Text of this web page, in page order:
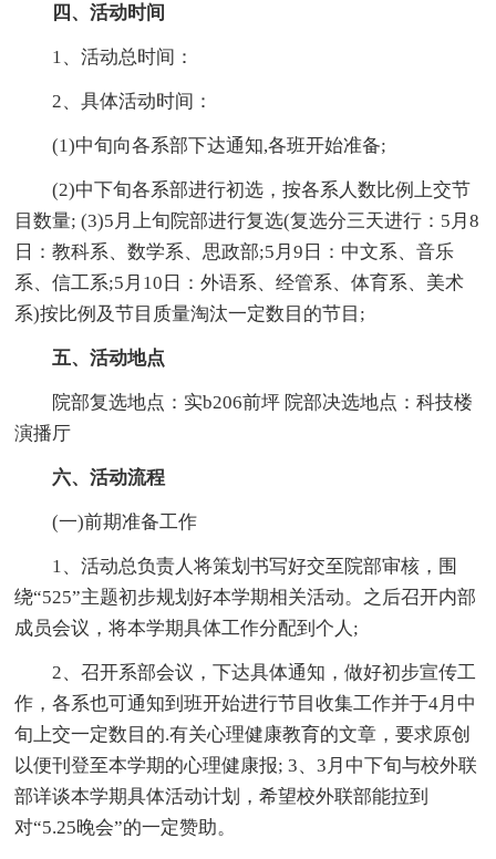
四、活动时间
1、活动总时间：
2、具体活动时间：
(1)中旬向各系部下达通知,各班开始准备;
(2)中下旬各系部进行初选，按各系人数比例上交节
目数量; (3)5月上旬院部进行复选(复选分三天进行：5月8
日：教科系、数学系、思政部;5月9日：中文系、音乐
系、信工系;5月10日：外语系、经管系、体育系、美术
系)按比例及节目质量淘汰一定数目的节目;
五、活动地点
院部复选地点：实b206前坪 院部决选地点：科技楼
演播厅
六、活动流程
(一)前期准备工作
1、活动总负责人将策划书写好交至院部审核，围
绕“525”主题初步规划好本学期相关活动。之后召开内部
成员会议，将本学期具体工作分配到个人;
2、召开系部会议，下达具体通知，做好初步宣传工
作，各系也可通知到班开始进行节目收集工作并于4月中
旬上交一定数目的.有关心理健康教育的文章，要求原创
以便刊登至本学期的心理健康报; 3、3月中下旬与校外联
部详谈本学期具体活动计划，希望校外联部能拉到
对“5.25晚会”的一定赞助。